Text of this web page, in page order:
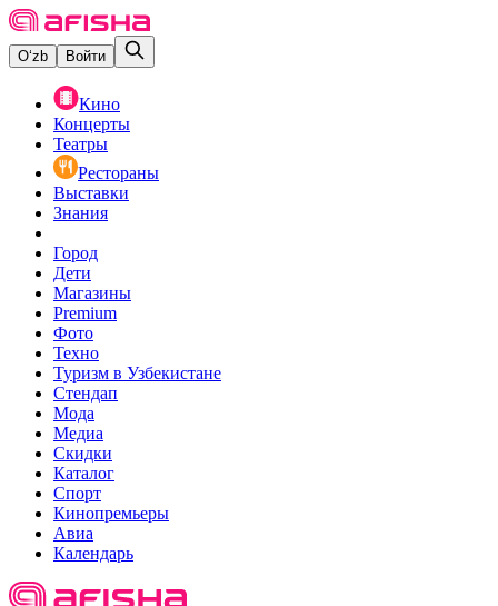
O‘zb Войти
Кино
Концерты
Театры
Рестораны
Выставки
Знания
Город
Дети
Магазины
Premium
Фото
Техно
Туризм в Узбекистане
Стендап
Мода
Медиа
Скидки
Каталог
Спорт
Кинопремьеры
Авиа
Календарь